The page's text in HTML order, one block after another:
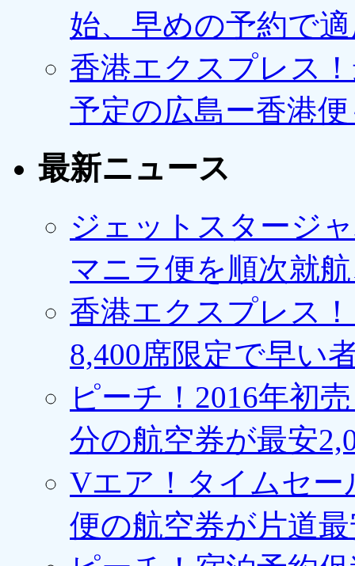
始、早めの予約で
香港エクスプレス
予定の広島ー香港
最新ニュース
ジェットスタージ
マニラ便を順次就
香港エクスプレス
8,400席限定で早い
ピーチ！2016年初
分の航空券が最安
Vエア！タイムセー
便の航空券が片道最